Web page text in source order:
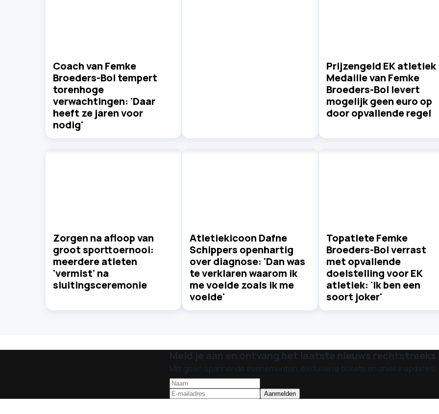
Coach van Femke
Broeders-Bol tempert
torenhoge
verwachtingen: 'Daar
heeft ze jaren voor
nodig'
Prijzengeld EK atletiek
Medaille van Femke
Broeders-Bol levert
mogelijk geen euro op
door opvallende regel
Zorgen na afloop van
groot sporttoernooi:
meerdere atleten
'vermist' na
sluitingsceremonie
Atletiekicoon Dafne
Schippers openhartig
over diagnose: 'Dan was
te verklaren waarom ik
me voelde zoals ik me
voelde'
Topatlete Femke
Broeders-Bol verrast
met opvallende
doelstelling voor EK
atletiek: 'Ik ben een
soort joker'
Meld je aan en ontvang het laatste nieuws rechtstreeks
Mis geen spannende evenementen, exclusieve tickets en unieke updates!